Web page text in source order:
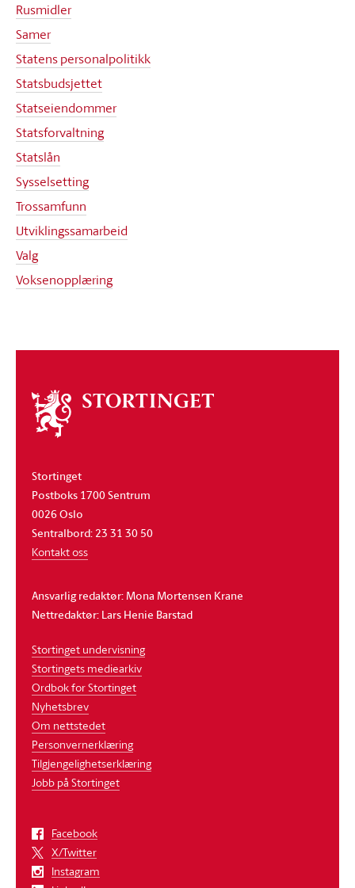
Rusmidler
Samer
Statens personalpolitikk
Statsbudsjettet
Statseiendommer
Statsforvaltning
Statslån
Sysselsetting
Trossamfunn
Utviklingssamarbeid
Valg
Voksenopplæring
Om
stortinget
Stortinget
Postboks 1700 Sentrum
0026 Oslo
Sentralbord: 23 31 30 50
Kontakt oss
Ansvarlig redaktør: Mona Mortensen Krane
Nettredaktør: Lars Henie Barstad
Stortinget undervisning
Stortingets mediearkiv
Ordbok for Stortinget
Nyhetsbrev
Om nettstedet
Personvernerklæring
Tilgjengelighetserklæring
Jobb på Stortinget
Facebook
X/Twitter
Instagram